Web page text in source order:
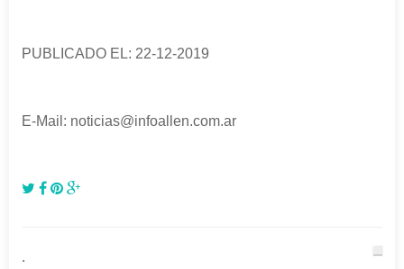
PUBLICADO EL: 22-12-2019
E-Mail: noticias@infoallen.com.ar
.